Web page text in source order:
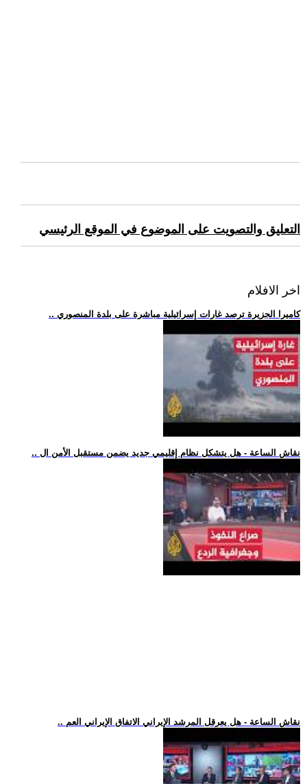
التعليق والتصويت على الموضوع في الموقع الرئيسي
اخر الافلام
.. كاميرا الجزيرة ترصد غارات إسرائيلية مباشرة على بلدة المنصوري
.. نقاش الساعة - هل يتشكل نظام إقليمي جديد يضمن مستقبل الأمن ال
.. نقاش الساعة - هل يعرقل المرشد الإيراني الاتفاق الإيراني العم